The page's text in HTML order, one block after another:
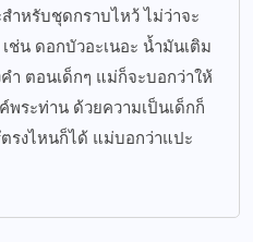
ำหรับชุดกราบไหว้ ไม่ว่าจะ
ช่น ดอกบัวอะเนอะ น้ำมันเติม
ำ ตอนเด็กๆ แม่ก็จะบอกว่าให้
พระท่าน ด้วยความเป็นเด็กก็
รงไหนก็ได้ แม่บอกว่าแปะ